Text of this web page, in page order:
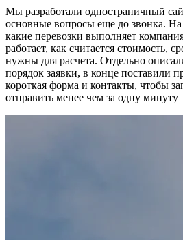
Мы разработали одностраничный
основные вопросы еще до звонка. На
какие перевозки выполняет
работает, как считается стоимость,
нужны для расчета. Отдельно
порядок заявки, в конце поставили
короткая форма и контакты, чтобы
отправить менее чем за одну минуту